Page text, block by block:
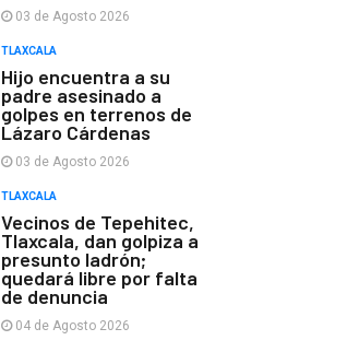
03 de Agosto 2026
TLAXCALA
Hijo encuentra a su
padre asesinado a
golpes en terrenos de
Lázaro Cárdenas
03 de Agosto 2026
TLAXCALA
Vecinos de Tepehitec,
Tlaxcala, dan golpiza a
presunto ladrón;
quedará libre por falta
de denuncia
04 de Agosto 2026